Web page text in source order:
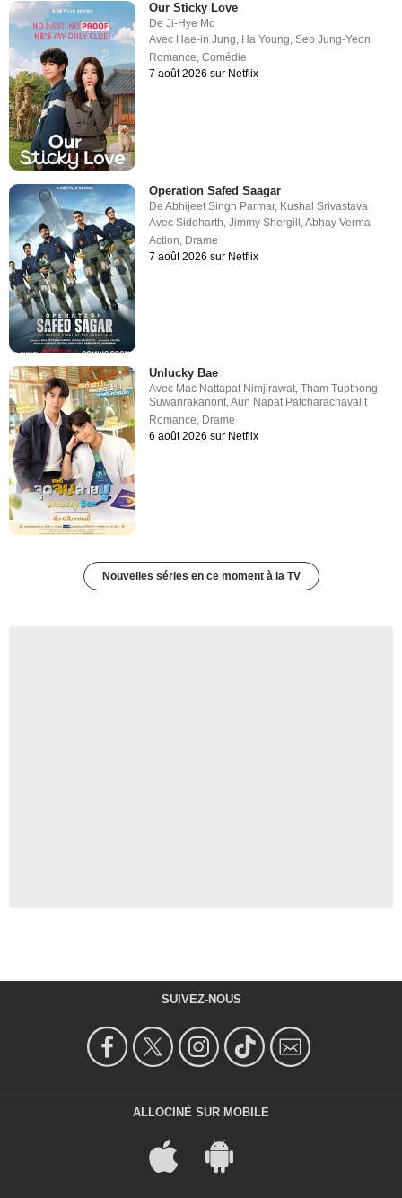
Our Sticky Love
DeJi-Hye Mo
Avec Hae-in Jung, Ha Young,Seo Jung-Yeon
Romance,Comédie
7 août 2026 sur Netflix
Operation Safed Saagar
DeAbhijeet Singh Parmar, Kushal Srivastava
AvecSiddharth ,Jimmy Shergill ,Abhay Verma
Action Drame
7 août 2026 sur Netflix
Unlucky Bae
Avec Mac Nattapat Nimjirawat,Tham Tupthong
Suwanrakanont,Aun Napat Patcharachavalit
Romance, Drame
6 août 2026 sur Netflix
Nouvelles séries en ce moment à la TV
SUIVEZ-NOUS
ALLOCINÉ SUR MOBILE